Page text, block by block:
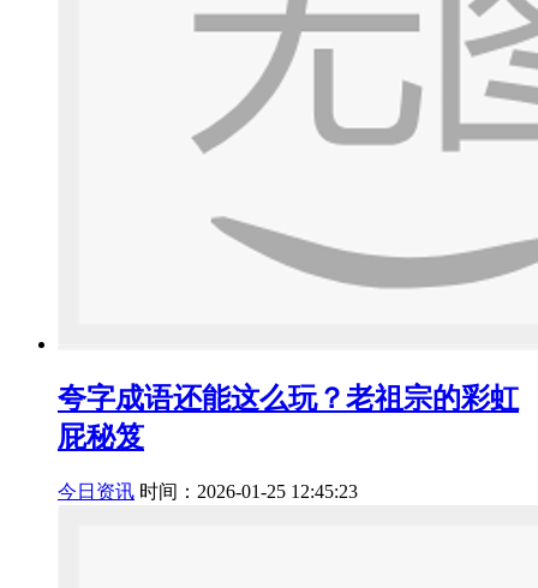
夸字成语还能这么玩？老祖宗的彩虹
屁秘笈
今日资讯 时间：2026-01-25 12:45:23